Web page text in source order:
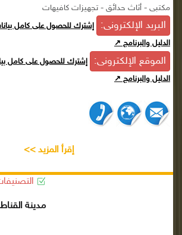
مكتبى - أثاث حدائق - تجهيزات كافيهات
البريد الإلكترونى: إشترك للحصول على كامل
الدليل والبرنامج ↗
الموقع الإلكترونى: إشترك للحصول على كامل
الدليل والبرنامج ↗
إقرأ المزيد >>
مدينة